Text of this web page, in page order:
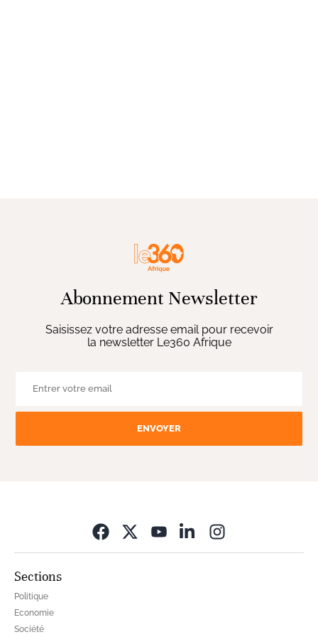
Abonnement Newsletter
Saisissez votre adresse email pour recevoir
la newsletter Le360 Afrique
ENVOYER
Sections
Politique
Economie
Société